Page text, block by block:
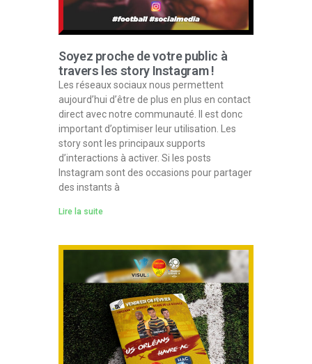
Soyez proche de votre public à
travers les story Instagram !
Les réseaux sociaux nous permettent
aujourd’hui d’être de plus en plus en contact
direct avec notre communauté. Il est donc
important d’optimiser leur utilisation. Les
story sont les principaux supports
d’interactions à activer. Si les posts
Instagram sont des occasions pour partager
des instants à
Lire la suite